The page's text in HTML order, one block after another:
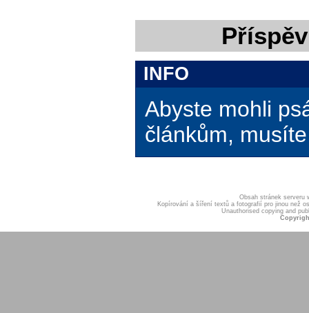
INFO
Abyste mohli
článkům,
Obsah stránek serveru
Kopírování a šíření textů a fotografií pro jinou než
Unauthorised copying and